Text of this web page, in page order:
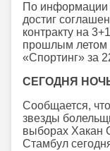
По информации
достиг
контракту на
прошлым летом
«Спортинг» за
СЕГОДНЯ
Сообщается,
звезды
выборах Хакан
Стамбул